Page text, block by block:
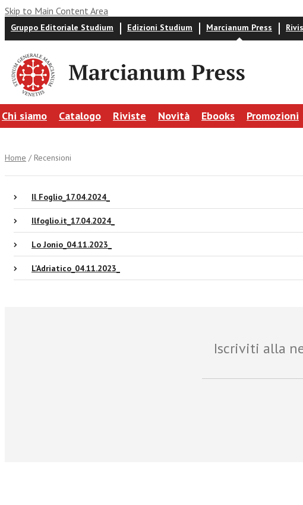
Skip to Main Content Area
Gruppo Editoriale Studium Edizioni Studium Marcianum Press
Chi siamo Catalogo Riviste Novità Ebooks Promozioni
Home / Recensioni
Il Foglio_17.04.2024_
Ilfoglio.it_17.04.2024_
Lo Jonio_04.11.2023_
L'Adriatico_04.11.2023_
Iscriviti alla